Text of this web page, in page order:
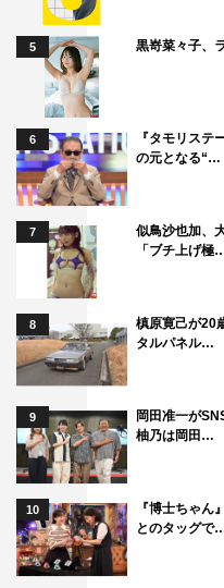
5 黒嵜菜々子、
6
『タモリス
の元となる“…
7
似鳥沙也加、
「ブチ上げ極
8
槙原寛己が20
タルパネル…
9
岡田准一が
柚乃は岡田…
10
『博士ちゃ
とのタッグで